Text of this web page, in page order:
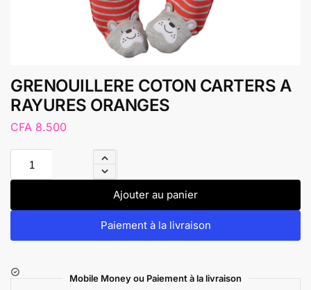
GRENOUILLERE COTON CARTERS A
RAYURES ORANGES
CFA 8.500
Ajouter au panier
Paiement à la livraison
Mobile Money ou Paiement à la livraison